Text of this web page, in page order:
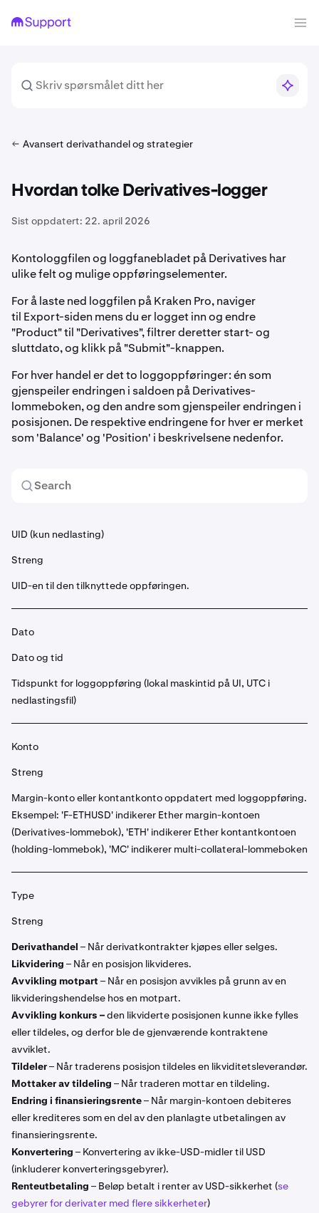
Avansert derivathandel og strategier
Hvordan tolke Derivatives-logger
Sist oppdatert: 22. april 2026
Kontologgfilen og loggfanebladet på Derivatives har
ulike felt og mulige oppføringselementer.
For å laste ned loggfilen på Kraken Pro, naviger
til Export-siden mens du er logget inn og endre
"Product" til "Derivatives", filtrer deretter start- og
sluttdato, og klikk på "Submit"-knappen.
For hver handel er det to loggoppføringer: én som
gjenspeiler endringen i saldoen på Derivatives-
lommeboken, og den andre som gjenspeiler endringen i
posisjonen. De respektive endringene for hver er merket
som 'Balance' og 'Position' i beskrivelsene nedenfor.
UID (kun nedlasting)
Streng
UID-en til den tilknyttede oppføringen.
Dato
Dato og tid
Tidspunkt for loggoppføring (lokal maskintid på UI, UTC i
nedlastingsfil)
Konto
Streng
Margin-konto eller kontantkonto oppdatert med loggoppføring.
Eksempel: 'F-ETHUSD' indikerer Ether margin-kontoen
(Derivatives-lommebok), 'ETH' indikerer Ether kontantkontoen
(holding-lommebok), 'MC' indikerer multi-collateral-lommeboken
Type
Streng
Derivathandel – Når derivatkontrakter kjøpes eller selges.
Likvidering – Når en posisjon likvideres.
Avvikling motpart – Når en posisjon avvikles på grunn av en
likvideringshendelse hos en motpart.
Avvikling konkurs –den likviderte posisjonen kunne ikke fylles
eller tildeles, og derfor ble de gjenværende kontraktene
avviklet.
Tildeler– Når traderens posisjon tildeles en likviditetsleverandør.
Mottaker av tildeling – Når traderen mottar en tildeling.
Endring i finansieringsrente– Når margin-kontoen debiteres
eller krediteres som en del av den planlagte utbetalingen av
finansieringsrente.
Konvertering – Konvertering av ikke-USD-midler til USD
(inkluderer konverteringsgebyrer).
Renteutbetaling – Beløp betalt i renter av USD-sikkerhet (se
gebyrer for derivater med flere sikkerheter)